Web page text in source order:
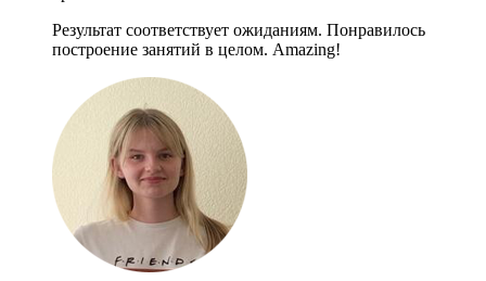
Результат соответствует ожиданиям. Понравилось
построение занятий в целом. Amazing!